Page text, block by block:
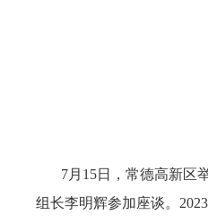
7月15日，常德高新区举
组长李明辉参加座谈。